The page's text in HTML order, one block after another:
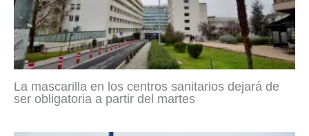
La mascarilla en los centros sanitarios dejará de
ser obligatoria a partir del martes